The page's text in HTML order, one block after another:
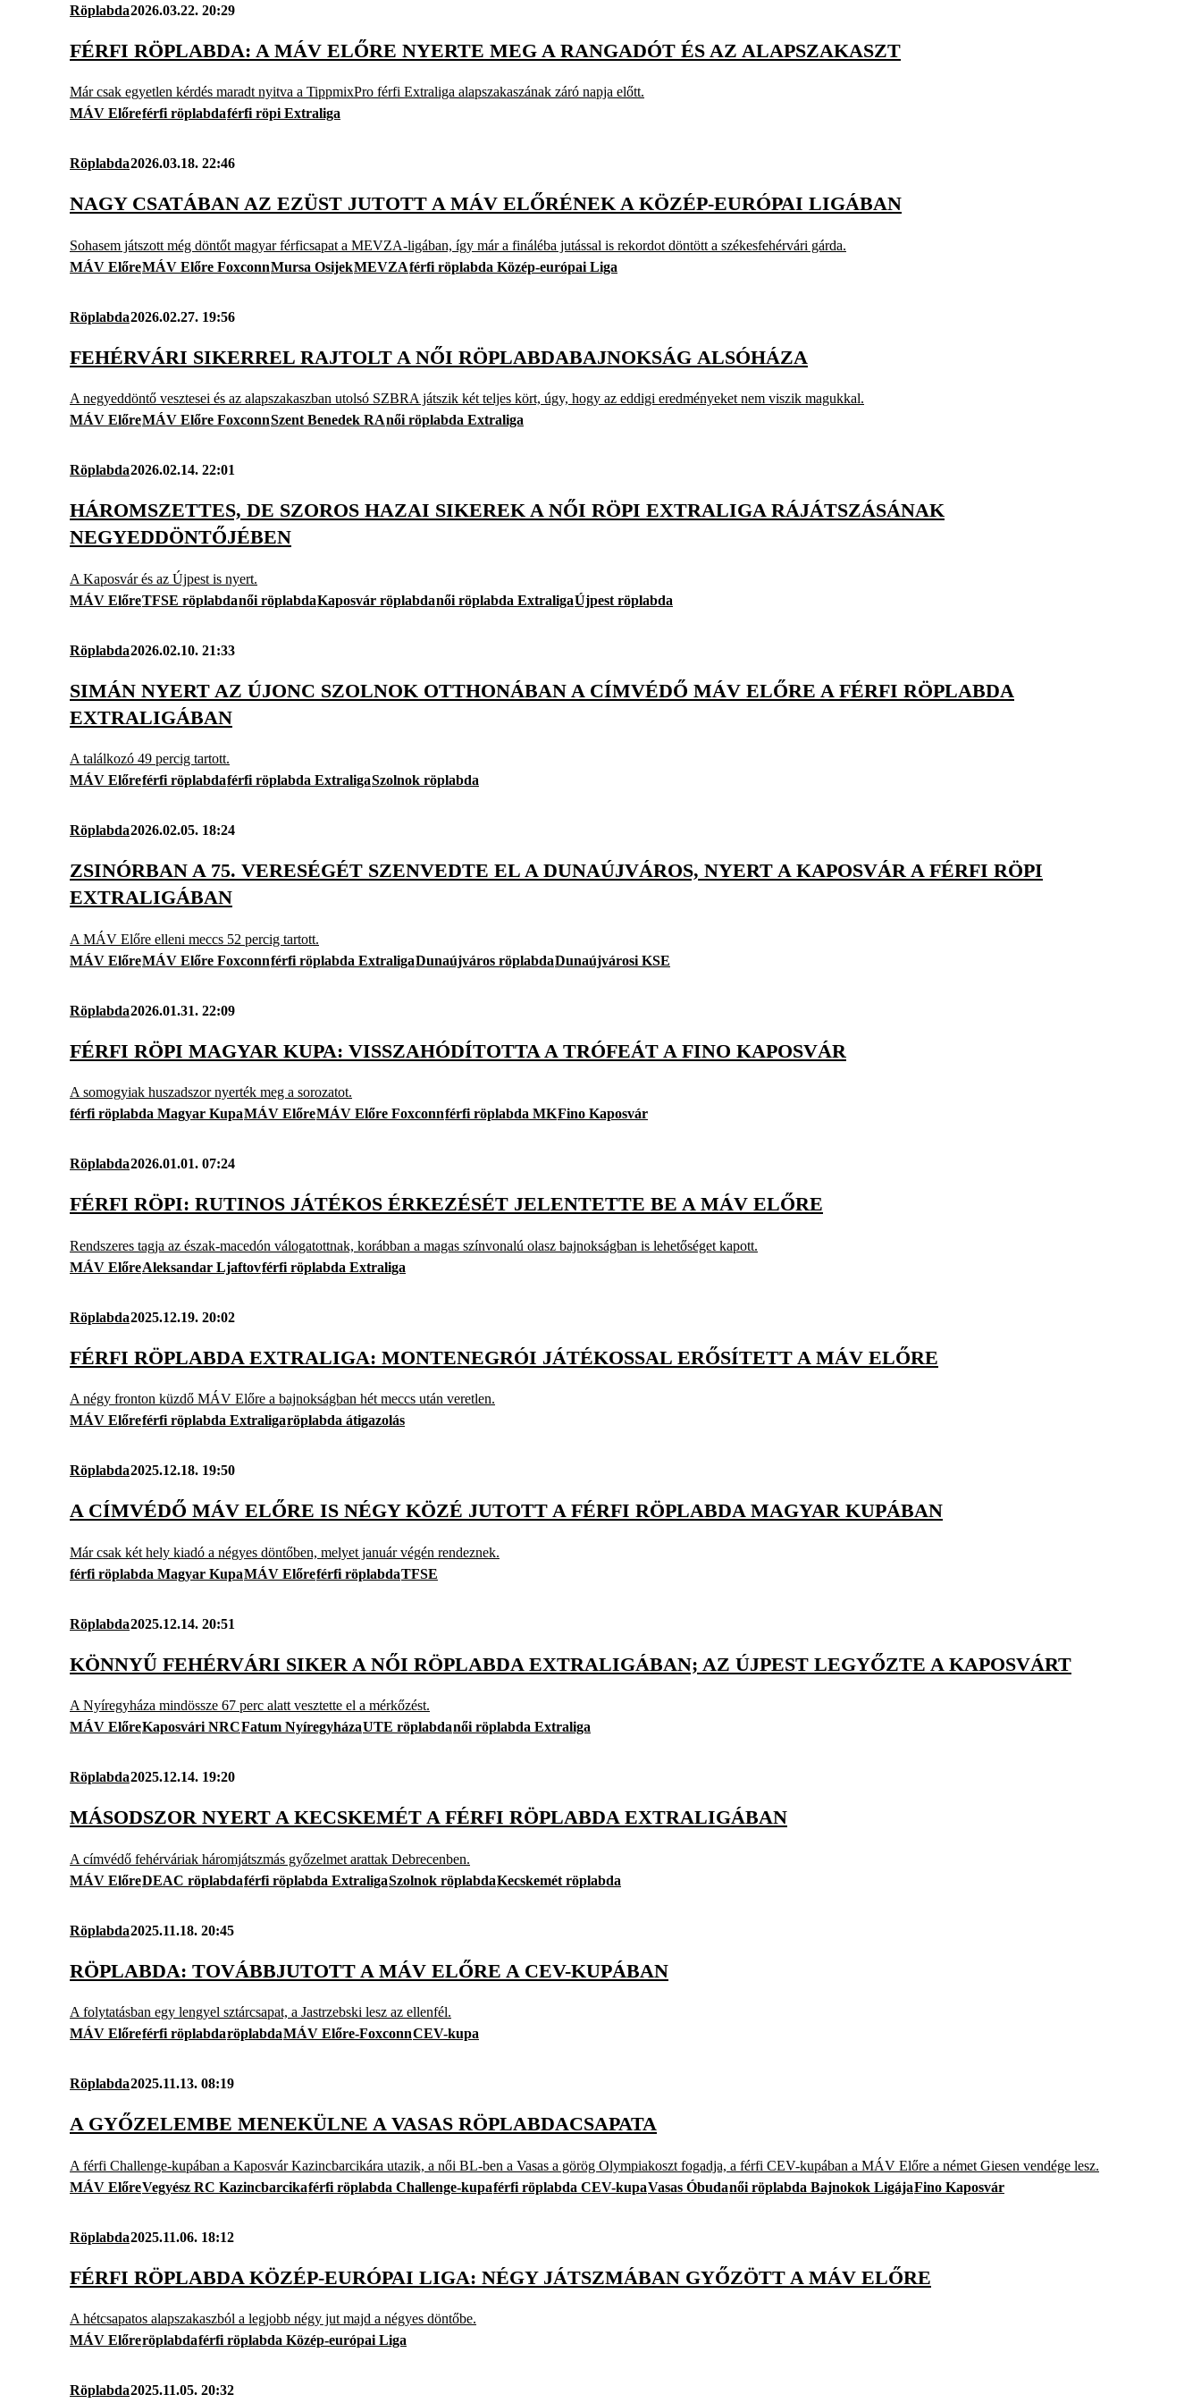
Röplabda2026.03.22. 20:29
FÉRFI RÖPLABDA: A MÁV ELŐRE NYERTE MEG A RANGADÓT ÉS AZ ALAPSZAKASZT
Már csak egyetlen kérdés maradt nyitva a TippmixPro férfi Extraliga alapszakaszának záró napja előtt.
MÁV Előreférfi röplabdaférfi röpi Extraliga
Röplabda2026.03.18. 22:46
NAGY CSATÁBAN AZ EZÜST JUTOTT A MÁV ELŐRÉNEK A KÖZÉP-EURÓPAI LIGÁBAN
Sohasem játszott még döntőt magyar férficsapat a MEVZA-ligában, így már a fináléba jutással is rekordot döntött a székesfehérvári gárda.
MÁV ElőreMÁV Előre FoxconnMursa OsijekMEVZAférfi röplabda Közép-európai Liga
Röplabda2026.02.27. 19:56
FEHÉRVÁRI SIKERREL RAJTOLT A NŐI RÖPLABDABAJNOKSÁG ALSÓHÁZA
A negyeddöntő vesztesei és az alapszakaszban utolsó SZBRA játszik két teljes kört, úgy, hogy az eddigi eredményeket nem viszik magukkal.
MÁV ElőreMÁV Előre FoxconnSzent Benedek RAnői röplabda Extraliga
Röplabda2026.02.14. 22:01
HÁROMSZETTES, DE SZOROS HAZAI SIKEREK A NŐI RÖPI EXTRALIGA RÁJÁTSZÁSÁNAK
NEGYEDDÖNTŐJÉBEN
A Kaposvár és az Újpest is nyert.
MÁV ElőreTFSE röplabdanői röplabdaKaposvár röplabdanői röplabda ExtraligaÚjpest röplabda
Röplabda2026.02.10. 21:33
SIMÁN NYERT AZ ÚJONC SZOLNOK OTTHONÁBAN A CÍMVÉDŐ MÁV ELŐRE A FÉRFI RÖPLABDA
EXTRALIGÁBAN
A találkozó 49 percig tartott.
MÁV Előreférfi röplabdaférfi röplabda ExtraligaSzolnok röplabda
Röplabda2026.02.05. 18:24
ZSINÓRBAN A 75. VERESÉGÉT SZENVEDTE EL A DUNAÚJVÁROS, NYERT A KAPOSVÁR A FÉRFI RÖPI
EXTRALIGÁBAN
A MÁV Előre elleni meccs 52 percig tartott.
MÁV ElőreMÁV Előre Foxconnférfi röplabda ExtraligaDunaújváros röplabdaDunaújvárosi KSE
Röplabda2026.01.31. 22:09
FÉRFI RÖPI MAGYAR KUPA: VISSZAHÓDÍTOTTA A TRÓFEÁT A FINO KAPOSVÁR
A somogyiak huszadszor nyerték meg a sorozatot.
férfi röplabda Magyar KupaMÁV ElőreMÁV Előre Foxconnférfi röplabda MKFino Kaposvár
Röplabda2026.01.01. 07:24
FÉRFI RÖPI: RUTINOS JÁTÉKOS ÉRKEZÉSÉT JELENTETTE BE A MÁV ELŐRE
Rendszeres tagja az észak-macedón válogatottnak, korábban a magas színvonalú olasz bajnokságban is lehetőséget kapott.
MÁV ElőreAleksandar Ljaftovférfi röplabda Extraliga
Röplabda2025.12.19. 20:02
FÉRFI RÖPLABDA EXTRALIGA: MONTENEGRÓI JÁTÉKOSSAL ERŐSÍTETT A MÁV ELŐRE
A négy fronton küzdő MÁV Előre a bajnokságban hét meccs után veretlen.
MÁV Előreférfi röplabda Extraligaröplabda átigazolás
Röplabda2025.12.18. 19:50
A CÍMVÉDŐ MÁV ELŐRE IS NÉGY KÖZÉ JUTOTT A FÉRFI RÖPLABDA MAGYAR KUPÁBAN
Már csak két hely kiadó a négyes döntőben, melyet január végén rendeznek.
férfi röplabda Magyar KupaMÁV Előreférfi röplabdaTFSE
Röplabda2025.12.14. 20:51
KÖNNYŰ FEHÉRVÁRI SIKER A NŐI RÖPLABDA EXTRALIGÁBAN; AZ ÚJPEST LEGYŐZTE A KAPOSVÁRT
A Nyíregyháza mindössze 67 perc alatt vesztette el a mérkőzést.
MÁV ElőreKaposvári NRCFatum NyíregyházaUTE röplabdanői röplabda Extraliga
Röplabda2025.12.14. 19:20
MÁSODSZOR NYERT A KECSKEMÉT A FÉRFI RÖPLABDA EXTRALIGÁBAN
A címvédő fehérváriak háromjátszmás győzelmet arattak Debrecenben.
MÁV ElőreDEAC röplabdaférfi röplabda ExtraligaSzolnok röplabdaKecskemét röplabda
Röplabda2025.11.18. 20:45
RÖPLABDA: TOVÁBBJUTOTT A MÁV ELŐRE A CEV-KUPÁBAN
A folytatásban egy lengyel sztárcsapat, a Jastrzebski lesz az ellenfél.
MÁV Előreférfi röplabdaröplabdaMÁV Előre-FoxconnCEV-kupa
Röplabda2025.11.13. 08:19
A GYŐZELEMBE MENEKÜLNE A VASAS RÖPLABDACSAPATA
A férfi Challenge-kupában a Kaposvár Kazincbarcikára utazik, a női BL-ben a Vasas a görög Olympiakoszt fogadja, a férfi CEV-kupában a MÁV Előre a német Giesen vendége lesz.
MÁV ElőreVegyész RC Kazincbarcikaférfi röplabda Challenge-kupaférfi röplabda CEV-kupaVasas Óbudanői röplabda Bajnokok LigájaFino Kaposvár
Röplabda2025.11.06. 18:12
FÉRFI RÖPLABDA KÖZÉP-EURÓPAI LIGA: NÉGY JÁTSZMÁBAN GYŐZÖTT A MÁV ELŐRE
A hétcsapatos alapszakaszból a legjobb négy jut majd a négyes döntőbe.
MÁV Előreröplabdaférfi röplabda Közép-európai Liga
Röplabda2025.11.05. 20:32